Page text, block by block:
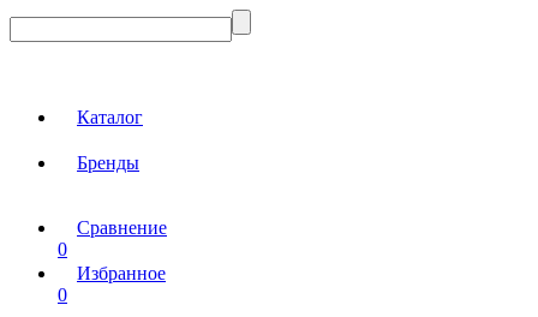
Каталог
Бренды
Сравнение
0
Избранное
0